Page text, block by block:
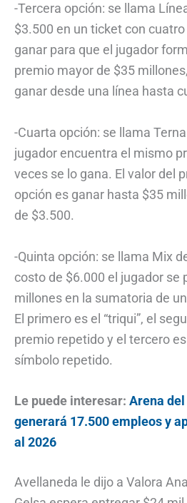
-Tercera opción: se llama
$3.500 en un ticket con
ganar para que el jugador
premio mayor de $35
ganar desde una línea hasta
-Cuarta opción: se llama
jugador encuentra el mismo
veces se lo gana. El valor del
opción es ganar hasta $35
de $3.500.
-Quinta opción: se llama Mix
costo de $6.000 el jugador se
millones en la sumatoria de
El primero es el “triqui”, el
premio repetido y el tercero
símbolo repetido.
Le puede interesar: Arena
generará 17.500 empleos y
al 2026
Avellaneda le dijo a Valora